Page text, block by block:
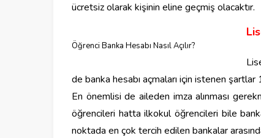
ücretsiz olarak kişinin eline geçmiş olacaktır.
Öğrenci Banka Hesabı Nasıl Açılır?
de banka hesabı açmaları için istenen
En önemlisi de aileden imza alınması
öğrencileri hatta ilkokul öğrencileri bile
noktada en çok tercih edilen bankalar